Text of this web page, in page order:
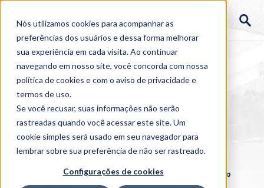
Nós utilizamos cookies para acompanhar as
preferências dos usuários e dessa forma melhorar
sua experiência em cada visita. Ao continuar
navegando em nosso site, você concorda com nossa
política de cookies e com o aviso deprivacidade e
termos de uso.
Se você recusar, suas informações não serão
rastreadas quando você acessar este site. Um
cookie simples será usado em seu navegador para
lembrar sobre sua preferência de não ser rastreado.
Configurações de cookies
Programa de Pós-graduação em Educação - Mestrado
e Doutorado >Regulamentos